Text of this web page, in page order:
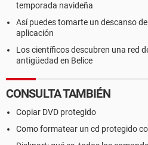
temporada navideña
Así puedes tomarte un descanso
aplicación
Los científicos descubren una red
antigüedad en Belice
CONSULTA TAMBIÉN
Copiar DVD protegido
Como formatear un cd protegido